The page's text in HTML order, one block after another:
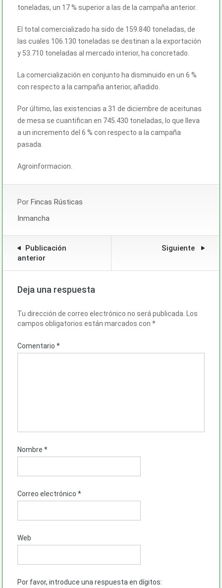
toneladas, un 17 % superior a las de la campaña anterior.
El total comercializado ha sido de 159.840 toneladas, de
las cuales 106.130 toneladas se destinan a la exportación
y 53.710 toneladas al mercado interior, ha concretado.
La comercialización en conjunto ha disminuido en un 6 %
con respecto a la campaña anterior, añadido.
Por último, las existencias a 31 de diciembre de aceitunas
de mesa se cuantifican en 745.430 toneladas, lo que lleva
a un incremento del 6 % con respecto a la campaña
pasada.
Agroinformacion.
Por Fincas Rústicas
Inmancha
Publicación
anterior
Siguiente
Deja una respuesta
Tu dirección de correo electrónico no será publicada. Los
campos obligatorios están marcados con *
Comentario *
Nombre *
Correo electrónico *
Web
Por favor, introduce una respuesta en dígitos: